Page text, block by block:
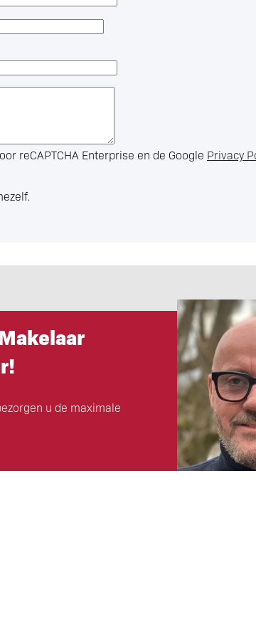
reCAPTCHA Enterprise en de Google Privacy
u de maximale